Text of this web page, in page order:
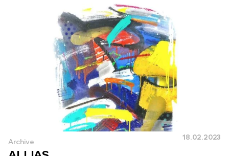
18.02.2023
Archive